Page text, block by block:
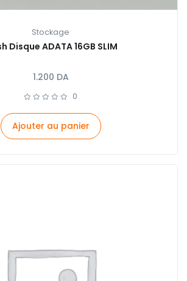
Stockage
Disque ADATA 16GB SLIM
1.200 DA
0
Ajouter au panier